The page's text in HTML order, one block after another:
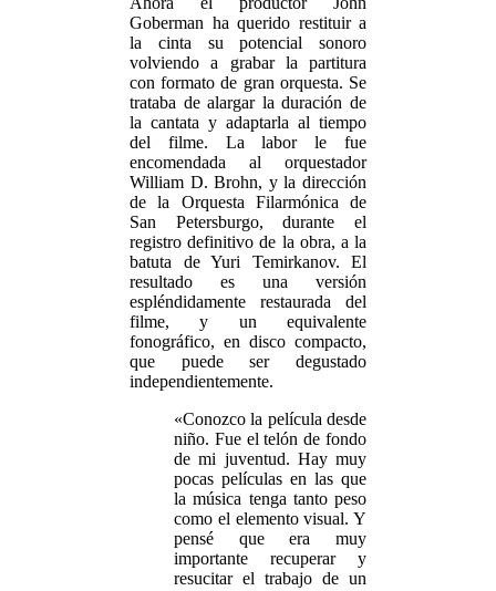
Goberman ha querido restituir a
la cinta su potencial sonoro
volviendo a grabar la partitura
con formato de gran orquesta. Se
trataba de alargar la duración de
la cantata y adaptarla al tiempo
del filme. La labor le fue
encomendada al orquestador
William D. Brohn, y la dirección
de la Orquesta Filarmónica de
San Petersburgo, durante el
registro definitivo de la obra, a la
batuta de Yuri Temirkanov. El
resultado es una versión
espléndidamente restaurada del
filme, y un equivalente
fonográfico, en disco compacto,
que puede ser degustado
independientemente.
«Conozco la película desde
niño. Fue el telón de fondo
de mi juventud. Hay muy
pocas películas en las que
la música tenga tanto peso
como el elemento visual. Y
pensé que era muy
importante recuperar y
resucitar el trabajo de un